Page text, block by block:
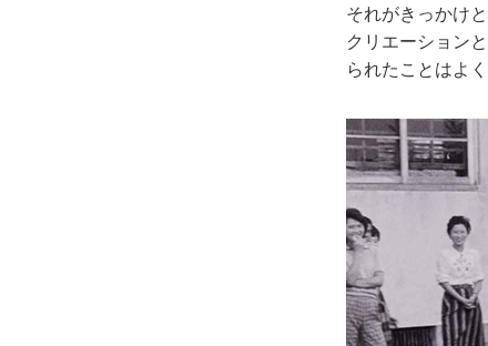
それがきっかけ
クリエーション
られたことはよ